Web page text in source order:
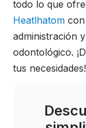
todo lo que
Heatlhatom
administración
odontológico.
tus necesidades!